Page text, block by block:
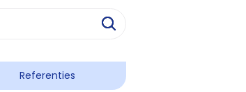
Referenties